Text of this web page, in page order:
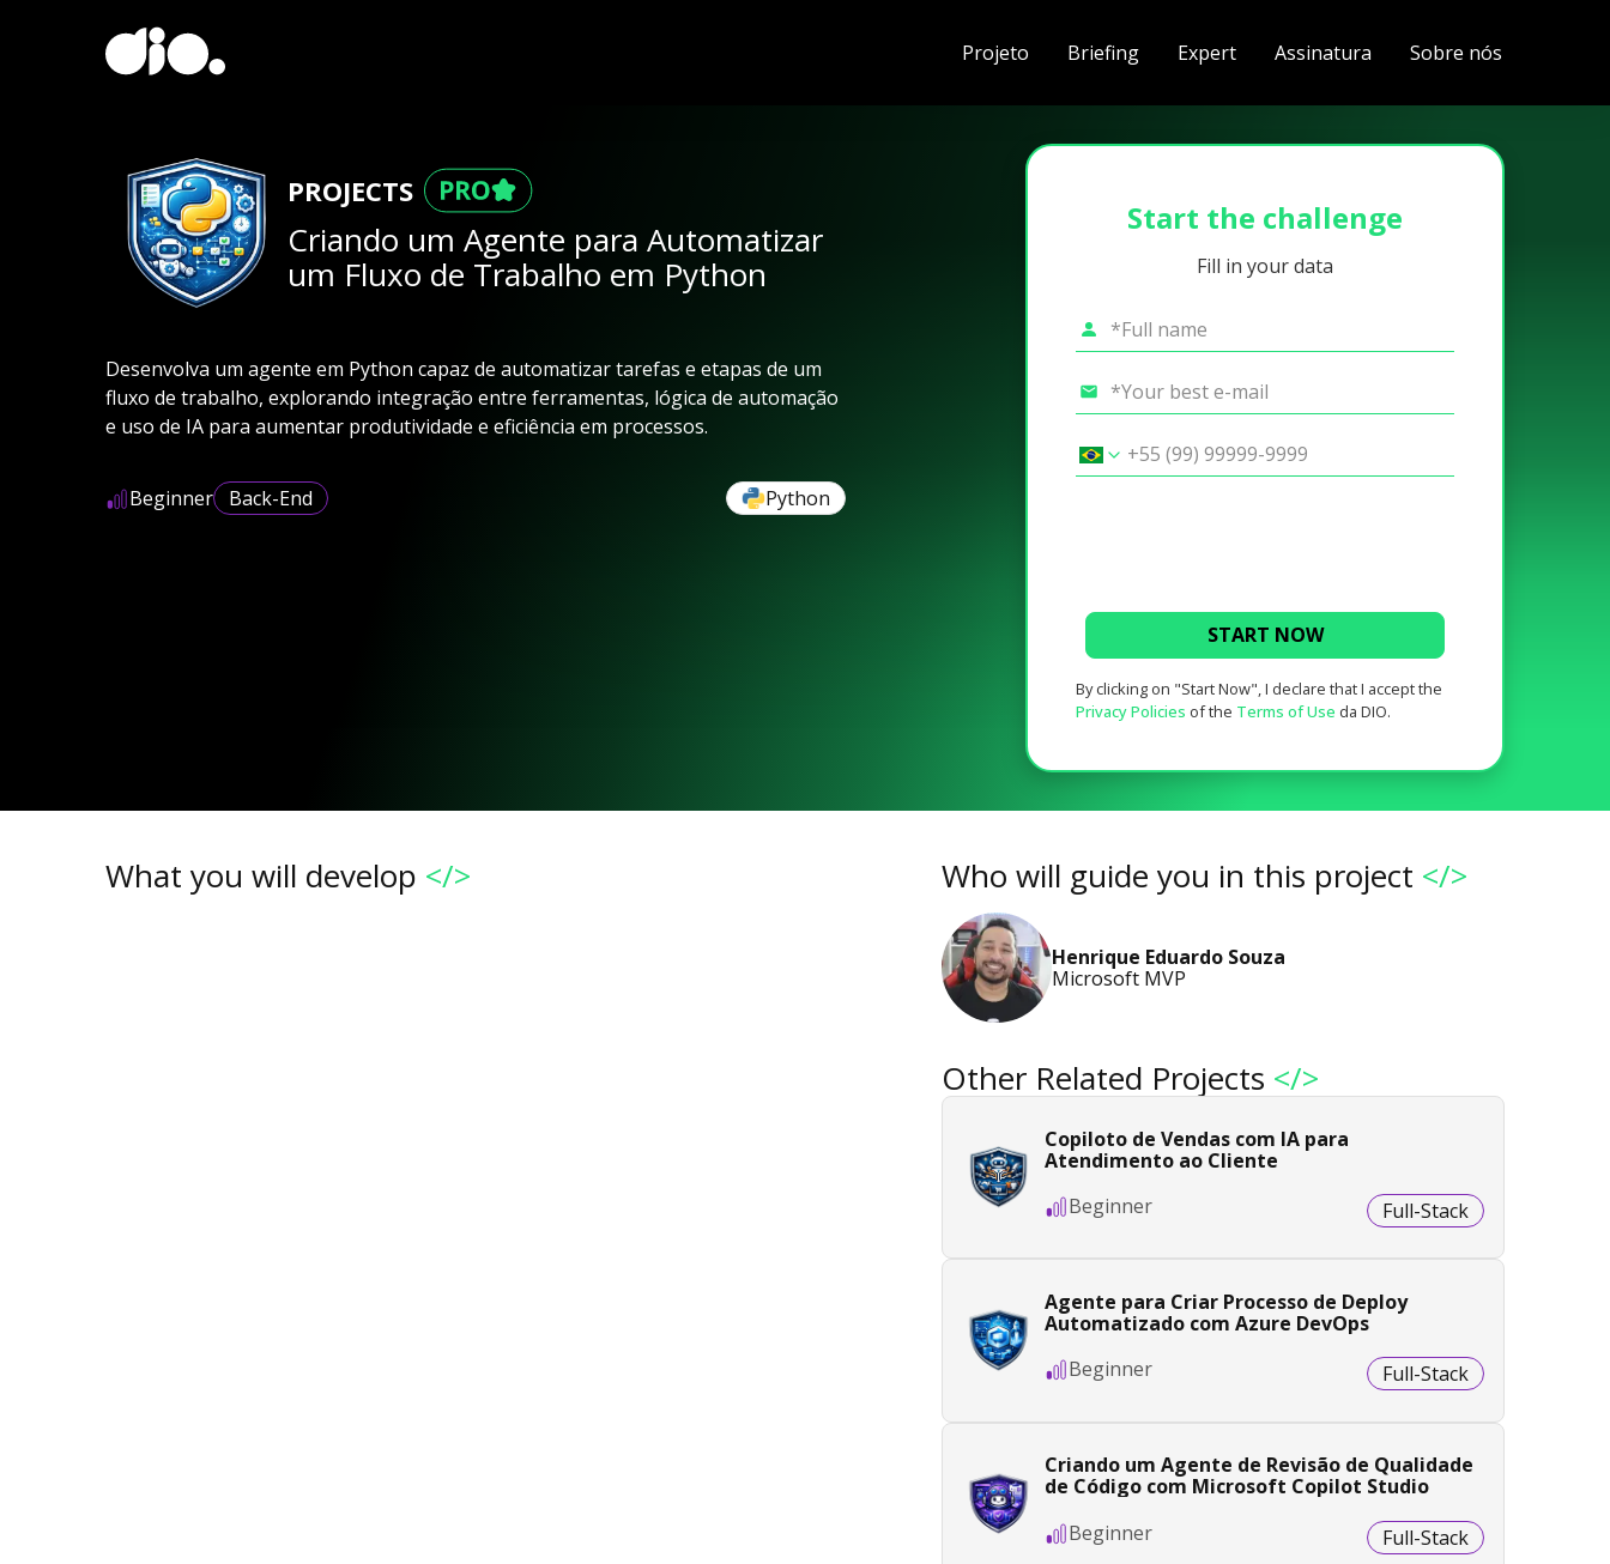
Projeto Briefing Expert Assinatura Sobre nós
PROJECTS
Criando um Agente para Automatizar
um Fluxo de Trabalho em Python
Desenvolva um agente em Python capaz de automatizar tarefas e etapas de um
fluxo de trabalho, explorando integração entre ferramentas, lógica de automação
e uso de IA para aumentar produtividade e eficiência em processos.
Beginner Back-End Python
Start the challenge
Fill in your data
START NOW
By clicking on "Start Now", I declare that I accept the
Privacy Policies of the Terms of Use da DIO.
What you will develop </> Who will guide you in this project </>
Henrique Eduardo Souza
Microsoft MVP
Other Related Projects </>
Copiloto de Vendas com IA para
Atendimento ao Cliente
Beginner
Full-Stack
Agente para Criar Processo de Deploy
Automatizado com Azure DevOps
Beginner
Full-Stack
Criando um Agente de Revisão de Qualidade
de Código com Microsoft Copilot Studio
Beginner
Full-Stack